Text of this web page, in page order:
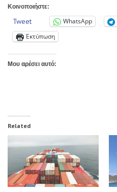
Κοινοποιήστε:
Tweet WhatsApp
Εκτύπωση
Μου αρέσει αυτό:
Related